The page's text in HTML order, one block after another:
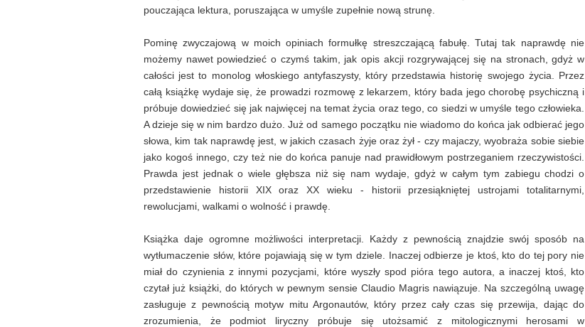
pouczająca lektura, poruszająca w umyśle zupełnie nową strunę.
Pominę zwyczajową w moich opiniach formułkę streszczającą fabułę. Tutaj tak naprawdę nie
możemy nawet powiedzieć o czymś takim, jak opis akcji rozgrywającej się na stronach, gdyż w
całości jest to monolog włoskiego antyfaszysty, który przedstawia historię swojego życia. Przez
całą książkę wydaje się, że prowadzi rozmowę z lekarzem, który bada jego chorobę psychiczną i
próbuje dowiedzieć się jak najwięcej na temat życia oraz tego, co siedzi w umyśle tego człowieka.
A dzieje się w nim bardzo dużo. Już od samego początku nie wiadomo do końca jak odbierać jego
słowa, kim tak naprawdę jest, w jakich czasach żyje oraz żył - czy majaczy, wyobraża sobie siebie
jako kogoś innego, czy też nie do końca panuje nad prawidłowym postrzeganiem rzeczywistości.
Prawda jest jednak o wiele głębsza niż się nam wydaje, gdyż w całym tym zabiegu chodzi o
przedstawienie historii XIX oraz XX wieku - historii przesiąkniętej ustrojami totalitarnymi,
rewolucjami, walkami o wolność i prawdę.
Książka daje ogromne możliwości interpretacji. Każdy z pewnością znajdzie swój sposób na
wytłumaczenie słów, które pojawiają się w tym dziele. Inaczej odbierze je ktoś, kto do tej pory nie
miał do czynienia z innymi pozycjami, które wyszły spod pióra tego autora, a inaczej ktoś, kto
czytał już książki, do których w pewnym sensie Claudio Magris nawiązuje. Na szczególną uwagę
zasługuje z pewnością motyw mitu Argonautów, który przez cały czas się przewija, dając do
zrozumienia, że podmiot liryczny próbuje się utożsamić z mitologicznymi herosami w